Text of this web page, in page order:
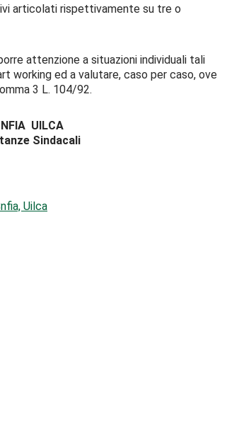
articolati rispettivamente su tre o
attenzione a situazioni individuali tali
working ed a valutare, caso per caso, ove
3 L. 104/92.
UILCA
Sindacali
Uilca